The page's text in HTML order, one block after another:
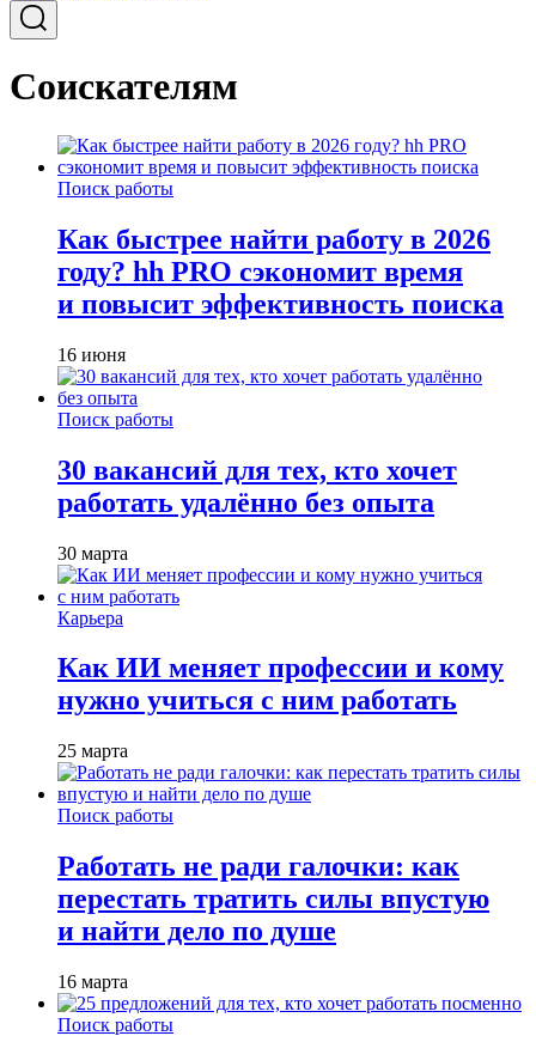
Соискателям
Поиск работы
Как быстрее найти работу в 2026
году? hh PRO сэкономит время
и повысит эффективность поиска
16 июня
Поиск работы
30 вакансий для тех, кто хочет
работать удалённо без опыта
30 марта
Карьера
Как ИИ меняет профессии и кому
нужно учиться с ним работать
25 марта
Поиск работы
Работать не ради галочки: как
перестать тратить силы впустую
и найти дело по душе
16 марта
Поиск работы